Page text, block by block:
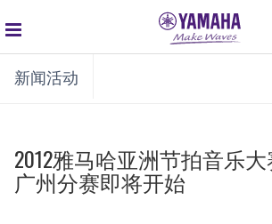
global
navigation
新闻活动
2012雅马哈亚洲节拍音乐
广州分赛即将开始